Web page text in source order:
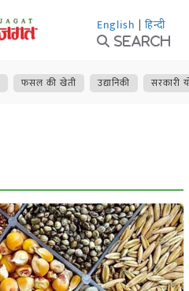
English | हिन्दी
Search
फसल की खेती उद्यानिकी सरकारी